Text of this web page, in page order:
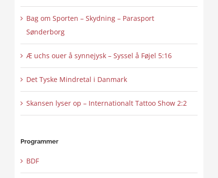
Bag om Sporten – Skydning – Parasport
Sønderborg
Æ uchs ouer å synnejysk – Syssel å Føjel 5:16
Det Tyske Mindretal i Danmark
Skansen lyser op – Internationalt Tattoo Show 2:2
Programmer
BDF